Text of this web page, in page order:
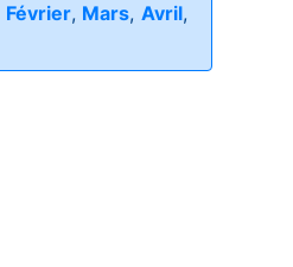
Février, Mars, Avril,